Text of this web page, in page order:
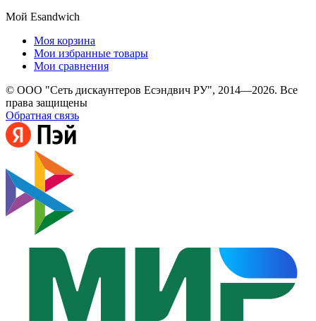
Мой Esandwich
Моя корзина
Мои избранные товары
Мои сравнения
© ООО "Сеть дискаунтеров Есэндвич РУ", 2014—2026. Все
права защищены
Обратная связь